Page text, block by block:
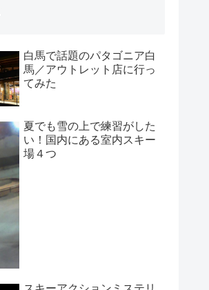
白馬で話題のパタゴニア白
馬／アウトレット店に行っ
てみた
夏でも雪の上で練習がした
い！国内にある室内スキー
場４つ